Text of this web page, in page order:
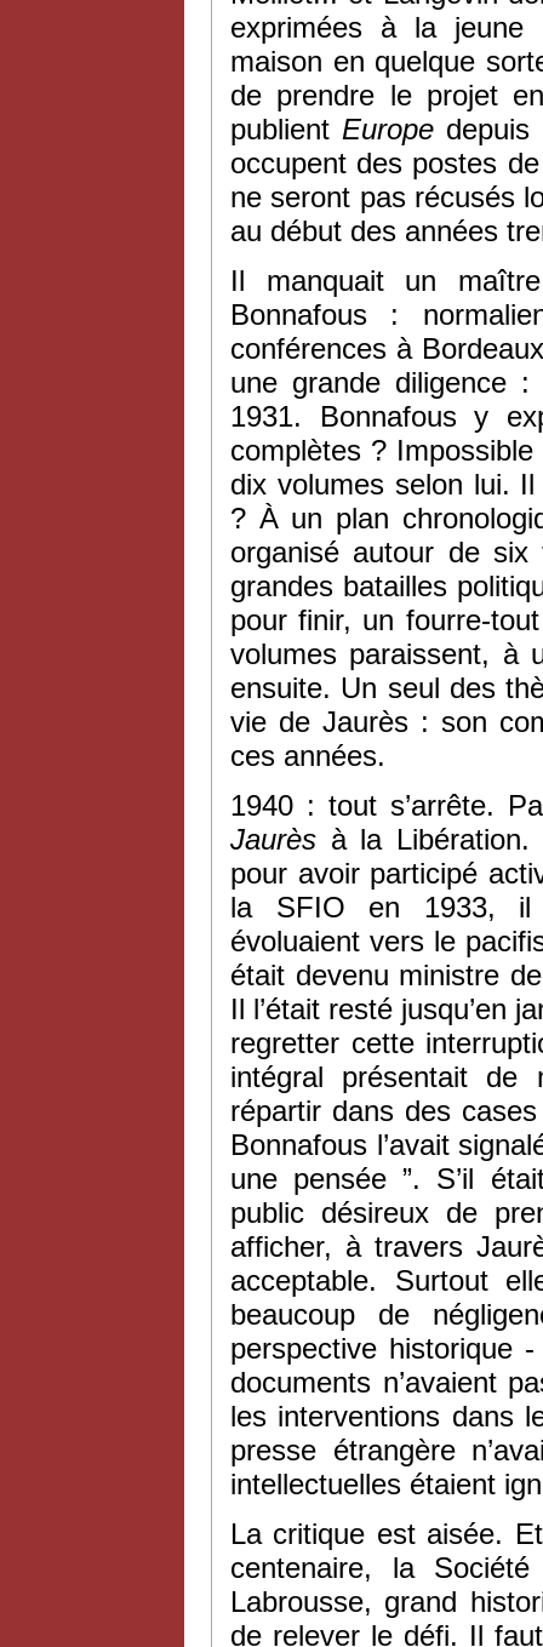
exprimées à la jeune
maison en quelque
de prendre le projet
publient Europe depuis
occupent des postes
ne seront pas récusés
au début des années
Il manquait un
Bonnafous :
conférences à
une grande diligence
1931. Bonnafous y
complètes ?
dix volumes selon lui.
? À un plan
organisé autour de
grandes batailles
pour finir, un fourre-
volumes paraissent, à
ensuite. Un seul des
vie de Jaurès : son
ces années.
1940 : tout s’arrête.
Jaurès à la Libération.
pour avoir participé
la SFIO en 1933, il
évoluaient vers le
était devenu ministre
Il l’était resté jusqu’en
regretter cette
intégral présentait de
répartir dans des
Bonnafous l’avait
une pensée ”. S’il
public désireux de
afficher, à travers
acceptable. Surtout
beaucoup de
perspective historique
documents n’avaient
les interventions dans
presse étrangère
intellectuelles étaient
La critique est aisée.
centenaire, la
Labrousse, grand
de relever le défi. Il